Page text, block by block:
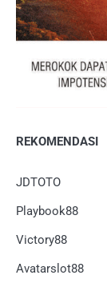
REKOMENDASI
JDTOTO
Playbook88
Victory88
Avatarslot88